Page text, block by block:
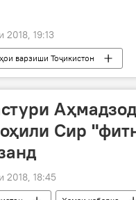
2018, 19:13
варзиши Тоҷикистон
Сир
2018, 18:45